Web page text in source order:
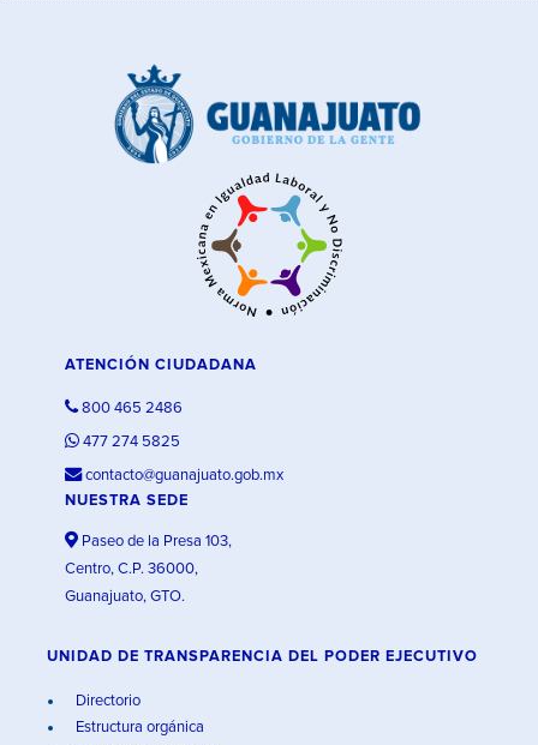
ATENCIÓN CIUDADANA
800 465 2486
477 274 5825
contacto@guanajuato.gob.mx
NUESTRA SEDE
Paseo de la Presa 103,
Centro, C.P. 36000,
Guanajuato, GTO.
UNIDAD DE TRANSPARENCIA DEL PODER EJECUTIVO
Directorio
Estructura orgánica